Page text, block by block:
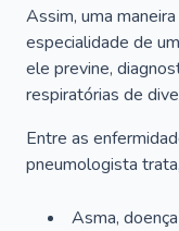
Assim, uma
especialidade de
ele previne,
respiratórias de
Entre as
pneumologista
Asma,